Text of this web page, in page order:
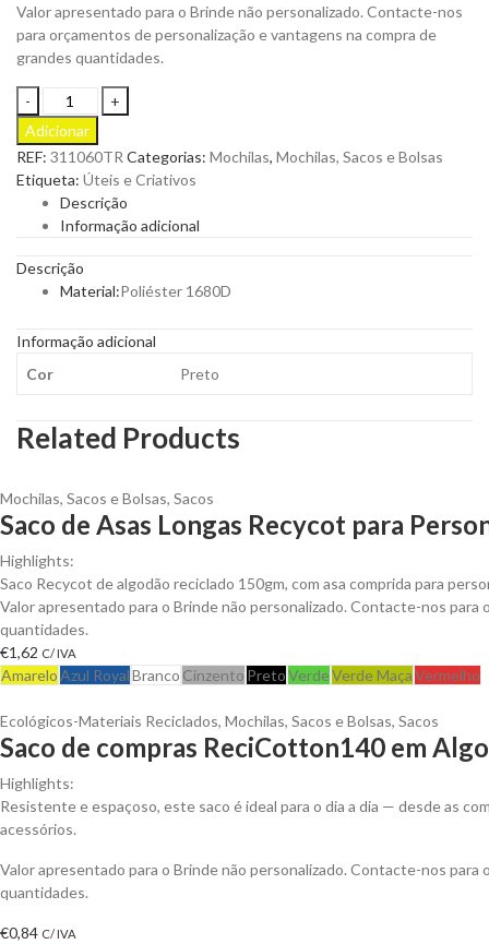
Valor apresentado para o Brinde não personalizado. Contacte-nos
para orçamentos de personalização e vantagens na compra de
grandes quantidades.
Trolley
Mochila
em
P-
1680D
Quicktroley
para
quantity
Adicionar
REF: 311060TR Categorias: Mochilas, Mochilas, Sacos e Bolsas
Etiqueta: Úteis e Criativos
Descrição
Informação adicional
Descrição
Material:Poliéster 1680D
Informação adicional
Cor
Preto
Related Products
Mochilas, Sacos e Bolsas, Sacos
Saco de Asas Longas Recycot para
Highlights:
Saco Recycot de algodão reciclado 150gm, com asa comprida para
Valor apresentado para o Brinde não personalizado. Contacte-nos
quantidades.
€1,62 C/ IVA
AmareloAzul RoyalBranco Cinzento PretoVerdeVerde MaçaVermelho
Ecológicos-Materiais Reciclados, Mochilas, Sacos e Bolsas, Sacos
Saco de compras ReciCotton140 em
Highlights:
Resistente e espaçoso, este saco é ideal para o dia a dia — desde as
acessórios.
Valor apresentado para o Brinde não personalizado. Contacte-nos
quantidades.
€0,84 C/ IVA